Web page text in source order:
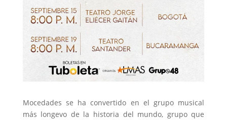
Mocedades se ha convertido en el grupo musical
más longevo de la historia del mundo, grupo que